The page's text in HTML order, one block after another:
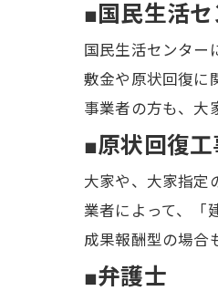
■国民生活
国民生活センター
敷金や原状回復に
事業者の方も、大
■原状回復
大家や、大家指定
業者によって、「
成果報酬型の場合
■弁護士